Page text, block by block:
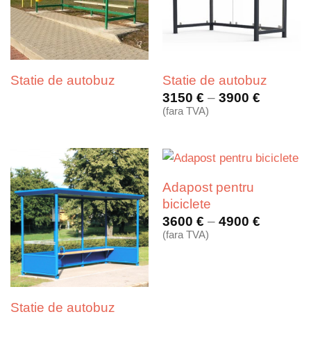
Statie de autobuz
Statie de autobuz
3150 € – 3900 €Interval
la
(fara TVA)
Statie de autobuz
Adapost pentru
biciclete
3600 € – 4900 €Interval
(fara TVA)